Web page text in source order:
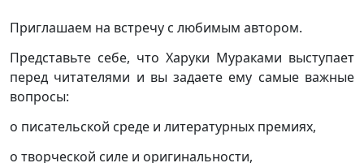
Приглашаем на встречу с любимым автором.
Представьте себе, что Харуки Мураками выступает
перед читателями и вы задаете ему самые важные
вопросы:
о писательской среде и литературных премиях,
о творческой силе и оригинальности,